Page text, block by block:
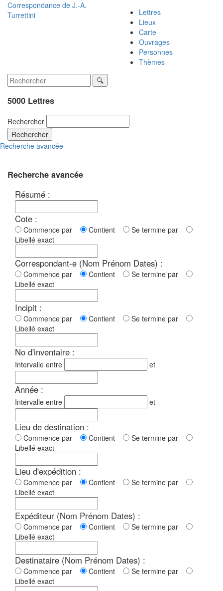
Correspondance de J.-A.
Turrettini
Lettres
Lieux
Carte
Ouvrages
Personnes
Thèmes
5000 Lettres
Rechercher
Rechercher
Recherche avancée
Recherche avancée
Résumé :
Cote :
Commence par Contient
Se termine par
Libellé exact
Correspondant-e (Nom Prénom Dates) :
Commence par Contient
Se termine par
Libellé exact
Incipit :
Commence par Contient
Se termine par
Libellé exact
No d'inventaire :
Intervalle entre et
Année :
Intervalle entre et
Lieu de destination :
Commence par Contient
Se termine par
Libellé exact
Lieu d'expédition :
Commence par Contient
Se termine par
Libellé exact
Expéditeur (Nom Prénom Dates) :
Commence par Contient
Se termine par
Libellé exact
Destinataire (Nom Prénom Dates) :
Commence par Contient
Se termine par
Libellé exact